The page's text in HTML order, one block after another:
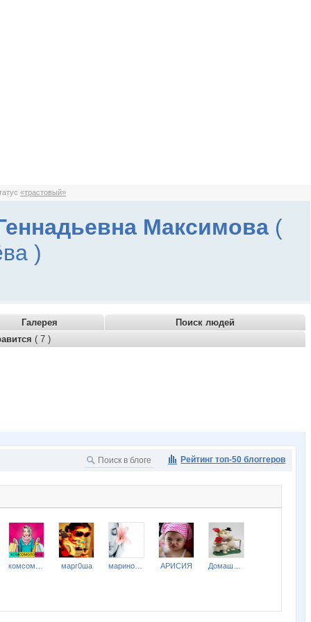
«трастовый»
Максимова (
)
Галерея
Поиск людей
( 7 )
Рейтинг топ-50 блоггеров
марг0ша АРИСИЯ